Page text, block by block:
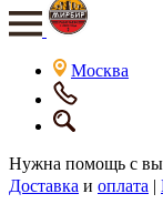
Москва
Нужна помощь с
Доставка и оплата |